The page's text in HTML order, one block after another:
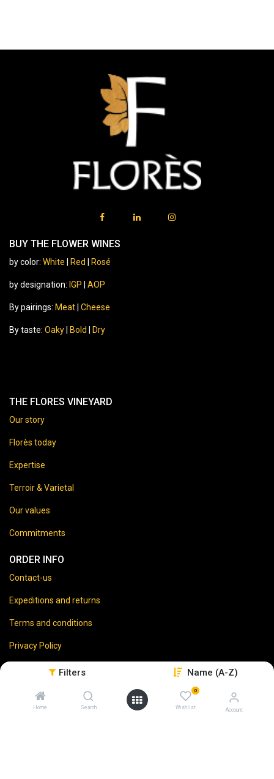
Filters Name (A-Z)
Home Search
0
Wishlist Account
BUY THE FLOWER WINES
by color: White Red Rosé
by designation: IGP AOP
By pairings: Meat Cheese
By taste: Oaky Bold Dry
THE FLORES VINEYARD
Our story
Florès today
Expertise
Terroir & Varietal
Our values
Commitments
ORDER INFO
Contact-us
Expeditions and returns
Terms and conditions
Privacy Policy
Legal disclaimer